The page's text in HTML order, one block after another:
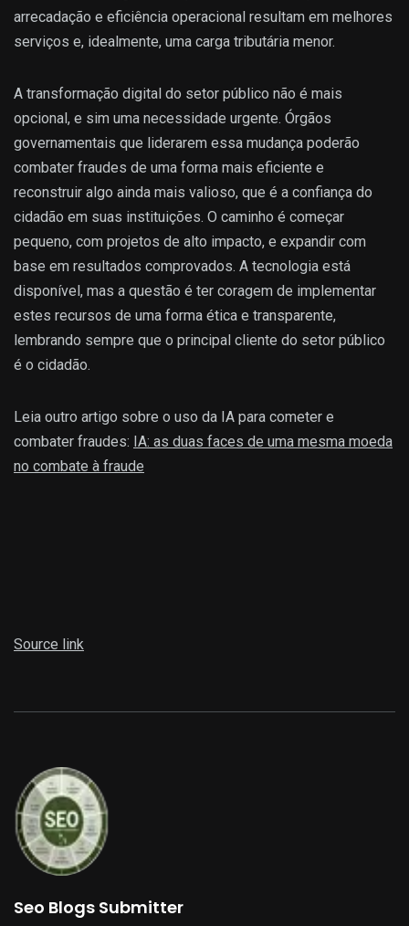
arrecadação e eficiência operacional resultam em melhores
serviços e, idealmente, uma carga tributária menor.
A transformação digital do setor público não é mais
opcional, e sim uma necessidade urgente. Órgãos
governamentais que liderarem essa mudança poderão
combater fraudes de uma forma mais eficiente e
reconstruir algo ainda mais valioso, que é a confiança do
cidadão em suas instituições. O caminho é começar
pequeno, com projetos de alto impacto, e expandir com
base em resultados comprovados. A tecnologia está
disponível, mas a questão é ter coragem de implementar
estes recursos de uma forma ética e transparente,
lembrando sempre que o principal cliente do setor público
é o cidadão.
Leia outro artigo sobre o uso da IA para cometer e
combater fraudes: IA: as duas faces de uma mesma moeda
no combate à fraude
Source link
Seo Blogs Submitter